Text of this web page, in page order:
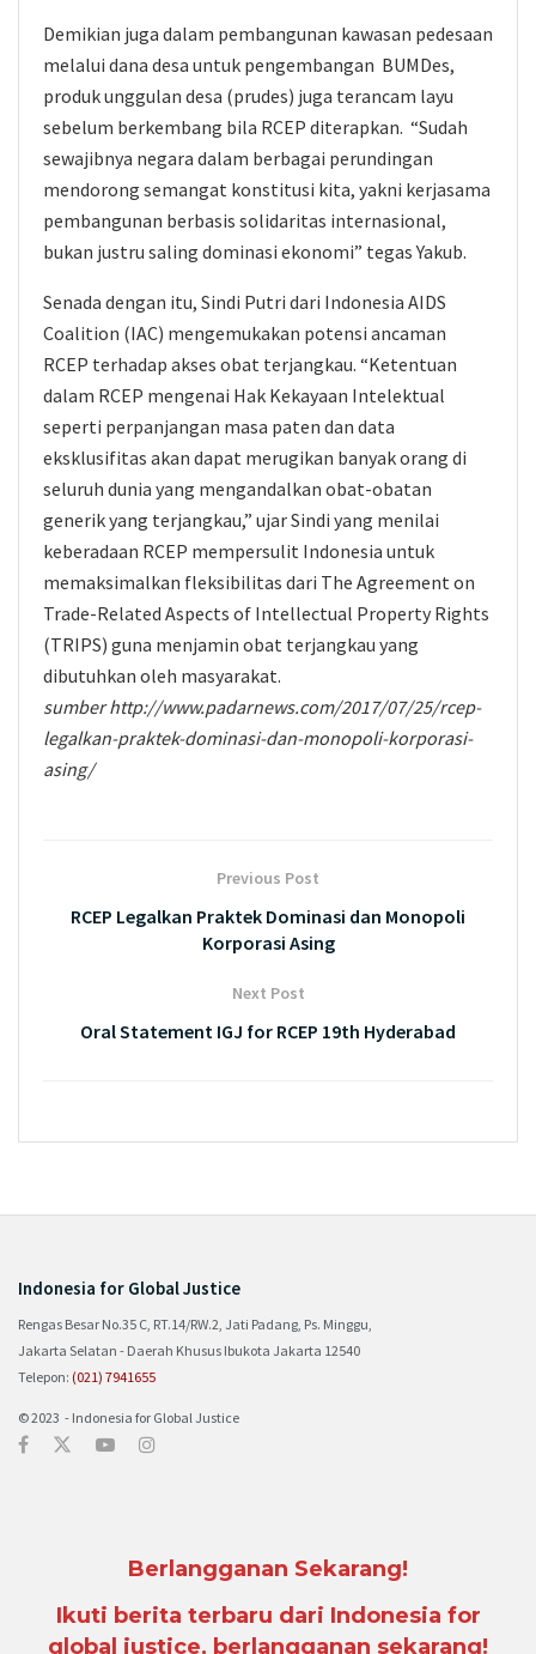
Demikian juga dalam pembangunan kawasan pedesaan
melalui dana desa untuk pengembangan BUMDes,
produk unggulan desa (prudes) juga terancam layu
sebelum berkembang bila RCEP diterapkan. “Sudah
sewajibnya negara dalam berbagai perundingan
mendorong semangat konstitusi kita, yakni kerjasama
pembangunan berbasis solidaritas internasional,
bukan justru saling dominasi ekonomi” tegas Yakub.
Senada dengan itu, Sindi Putri dari Indonesia AIDS
Coalition (IAC) mengemukakan potensi ancaman
RCEP terhadap akses obat terjangkau. “Ketentuan
dalam RCEP mengenai Hak Kekayaan Intelektual
seperti perpanjangan masa paten dan data
eksklusifitas akan dapat merugikan banyak orang di
seluruh dunia yang mengandalkan obat-obatan
generik yang terjangkau,” ujar Sindi yang menilai
keberadaan RCEP mempersulit Indonesia untuk
memaksimalkan fleksibilitas dari The Agreement on
Trade-Related Aspects of Intellectual Property Rights
(TRIPS) guna menjamin obat terjangkau yang
dibutuhkan oleh masyarakat.
sumber http://www.padarnews.com/2017/07/25/rcep-
legalkan-praktek-dominasi-dan-monopoli-korporasi-
asing/
Previous Post
RCEP Legalkan Praktek Dominasi dan Monopoli
Korporasi Asing
Next Post
Oral Statement IGJ for RCEP 19th Hyderabad
Indonesia for Global Justice
Rengas Besar No.35 C, RT.14/RW.2, Jati Padang, Ps. Minggu,
Jakarta Selatan - Daerah Khusus Ibukota Jakarta 12540
Telepon: (021) 7941655
© 2023 - Indonesia for Global Justice
Berlangganan Sekarang!
Ikuti berita terbaru dari Indonesia for
global justice, berlangganan sekarang!